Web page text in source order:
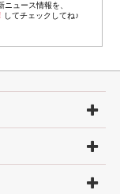
ュース情報を、
してチェックしてね♪